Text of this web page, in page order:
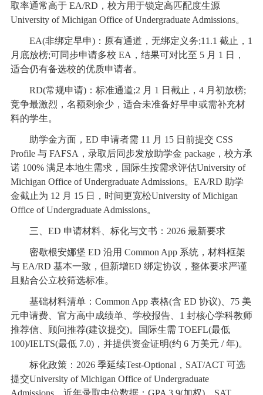
取率通常高于 EA/RD，校方用于锁定高匹配度生源
University of Michigan Office of Undergraduate Admissions。
EA(非绑定早申)：原有通道，无绑定义务;11.1 截止，1
月底放榜;可同步申请多校 EA，结果可对比至 5 月 1 日，
适合仍有备选校的优质申请者。
RD(常规申请)：标准通道;2 月 1 日截止，4 月初放榜;
竞争最激烈，名额剩余少，适合未准备好早申或需补充材
料的学生。
助学金方面，ED 申请者需 11 月 15 日前提交 CSS
Profile 与 FAFSA，录取后同步发放助学金 package，校方承
诺 100% 满足本地生需求，国际生按需求评估University of
Michigan Office of Undergraduate Admissions。EA/RD 助学
金截止为 12 月 15 日，时间更宽松University of Michigan
Office of Undergraduate Admissions。
三、ED 申请材料、标化与文书：2026 最新要求
密歇根安娜堡 ED 沿用 Common App 系统，材料框架
与 EA/RD 基本一致，但新增ED 绑定协议，整体要求严谨
且贴合公立校筛选标准。
基础材料清单：Common App 表格(含 ED 协议)、75 美
元申请费、官方高中成绩单、学校报告、1 封核心学科教师
推荐信、顾问推荐(建议提交)。国际生需 TOEFL(最低
100)/IELTS(最低 7.0)，并提供资金证明(约 6 万美元 / 年)。
标化政策：2026 季延续Test-Optional，SAT/ACT 可选
提交University of Michigan Office of Undergraduate
Admissions。近年录取中位数据：GPA 3.9(加权)，SAT